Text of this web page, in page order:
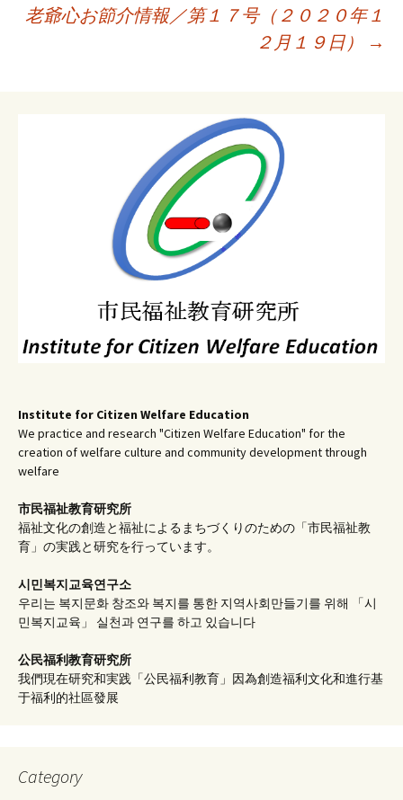
老爺心お節介情報／第１７号（２０２０年１
２月１９日）
→
Institute for Citizen Welfare Education
We practice and research "Citizen Welfare Education" for the
creation of welfare culture and community development through
welfare
市民福祉教育研究所
福祉文化の創造と福祉によるまちづくりのための「市民福祉教
育」の実践と研究を行っています。
시민복지교육연구소
우리는 복지문화 창조와 복지를 통한 지역사회만들기를 위해 「시
민복지교육」 실천과 연구를 하고 있습니다
公民福利教育研究所
我們現在研究和実践「公民福利教育」因為創造福利文化和進行基
于福利的社區發展
Category